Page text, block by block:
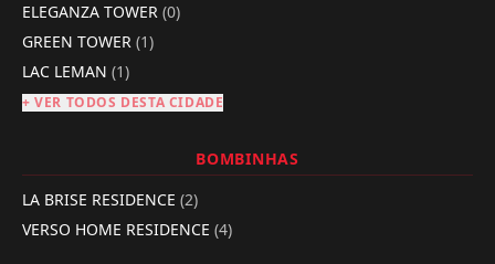
ELEGANZA TOWER (0)
GREEN TOWER (1)
LAC LEMAN (1)
+ VER TODOS DESTA CIDADE
BOMBINHAS
LA BRISE RESIDENCE (2)
VERSO HOME RESIDENCE (4)